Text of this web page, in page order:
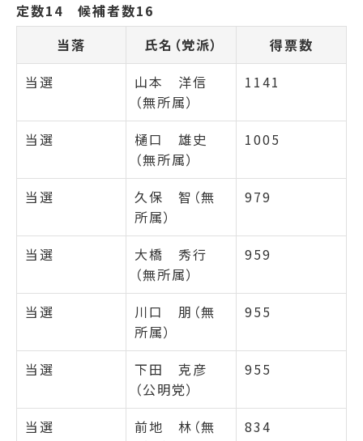
定数14 候補者数16
当落
氏名（党派）
得票数
当選
山本 洋信
（無所属）
1141
当選
樋口 雄史
（無所属）
1005
当選
久保 智（無
所属）
979
当選
大橋 秀行
（無所属）
959
当選
川口 朋（無
所属）
955
当選
下田 克彦
（公明党）
955
当選
前地 林（無
834